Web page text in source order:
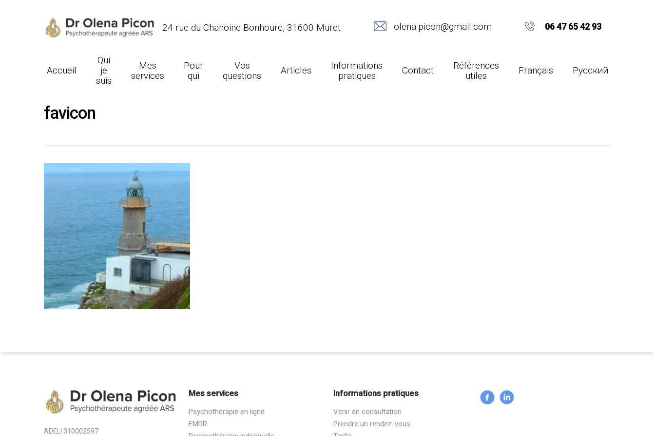
Hit enter to search or ESC to close
24 rue du Chanoine Bonhoure, 31600 Muret olena.picon@gmail.com 06 47 65 42 93
Accueil
Qui
je
suis
Mes
services
Pour
qui
Vos
questions
Articles
Informations
pratiques
Contact
Références
utiles
Français Русский
favicon
ADELI 310002597
Mes services
Psychothérapie en ligne
EMDR
Informations pratiques
Venir en consultation
Prendre un rendez-vous